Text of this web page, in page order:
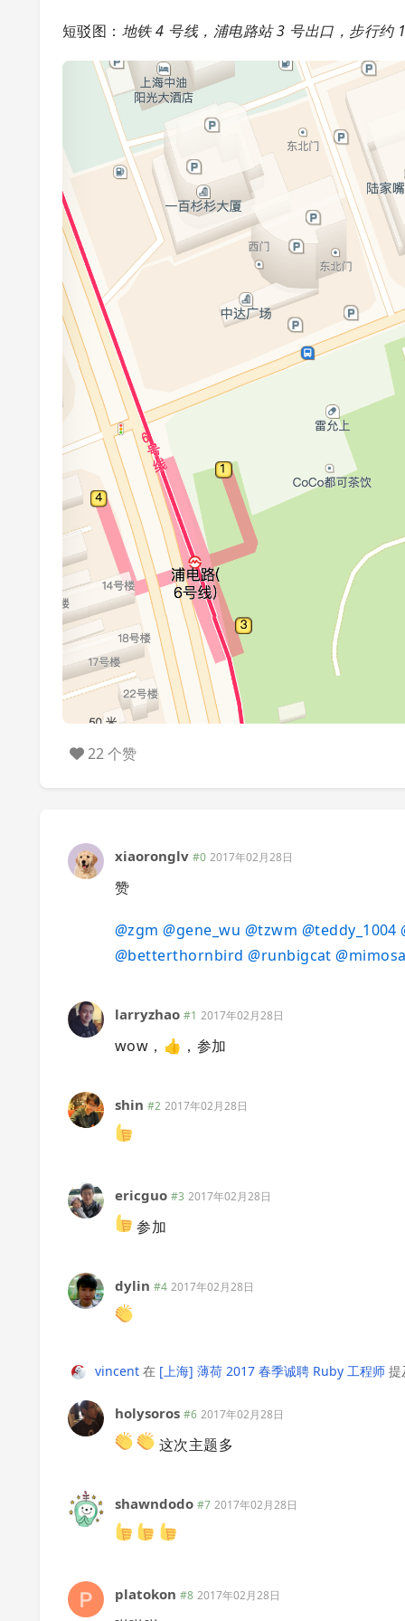
短驳图： 地铁 4 号线，浦电路站 3 号出口，步行约
22 个赞
xiaoronglv #0 2017年02月28日
赞
@zgm @gene_wu @tzwm @teddy_1004
@betterthornbird @runbigcat @
larryzhao #1 2017年02月28日
wow，👍，参加
shin #2 2017年02月28日
ericguo #3 2017年02月28日
参加
dylin #4 2017年02月28日
vincent 在 [上海] 薄荷 2017 春季诚聘 Ruby 工程师 提
holysoros #6 2017年02月28日
这次主题多
shawndodo #7 2017年02月28日
platokon #8 2017年02月28日